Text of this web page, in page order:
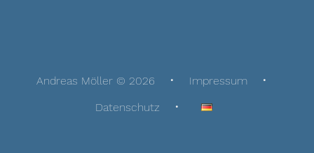
Andreas Möller © 2026
Impressum
Datenschutz